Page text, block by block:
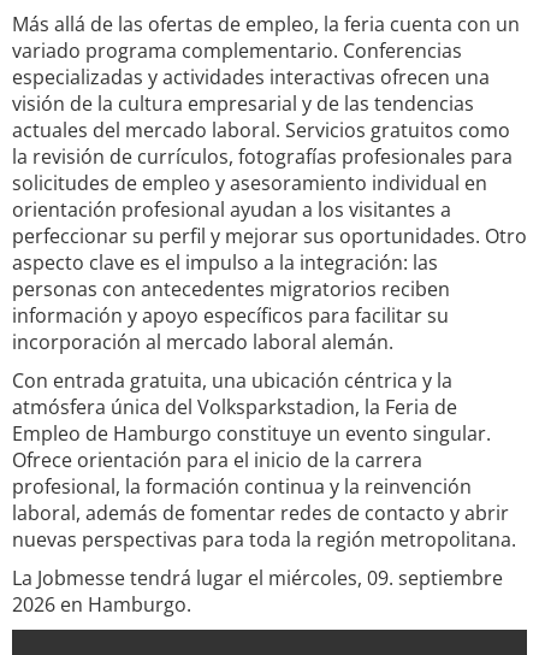
Más allá de las ofertas de empleo, la feria cuenta con un
variado programa complementario. Conferencias
especializadas y actividades interactivas ofrecen una
visión de la cultura empresarial y de las tendencias
actuales del mercado laboral. Servicios gratuitos como
la revisión de currículos, fotografías profesionales para
solicitudes de empleo y asesoramiento individual en
orientación profesional ayudan a los visitantes a
perfeccionar su perfil y mejorar sus oportunidades. Otro
aspecto clave es el impulso a la integración: las
personas con antecedentes migratorios reciben
información y apoyo específicos para facilitar su
incorporación al mercado laboral alemán.
Con entrada gratuita, una ubicación céntrica y la
atmósfera única del Volksparkstadion, la Feria de
Empleo de Hamburgo constituye un evento singular.
Ofrece orientación para el inicio de la carrera
profesional, la formación continua y la reinvención
laboral, además de fomentar redes de contacto y abrir
nuevas perspectivas para toda la región metropolitana.
La Jobmesse tendrá lugar el miércoles, 09. septiembre
2026 en Hamburgo.